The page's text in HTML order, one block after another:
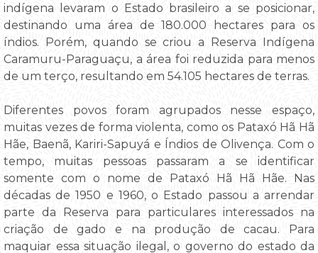
indígena levaram o Estado brasileiro a se posicionar,
destinando uma área de 180.000 hectares para os
índios. Porém, quando se criou a Reserva Indígena
Caramuru-Paraguaçu, a área foi reduzida para menos
de um terço, resultando em 54.105 hectares de terras.
Diferentes povos foram agrupados nesse espaço,
muitas vezes de forma violenta, como os Pataxó Hã Hã
Hãe, Baenã, Kariri-Sapuyá e Índios de Olivença. Com o
tempo, muitas pessoas passaram a se identificar
somente com o nome de Pataxó Hã Hã Hãe. Nas
décadas de 1950 e 1960, o Estado passou a arrendar
parte da Reserva para particulares interessados na
criação de gado e na produção de cacau. Para
maquiar essa situação ilegal, o governo do estado da